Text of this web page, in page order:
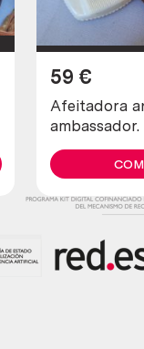
Afeitadora
pieza de
59 €